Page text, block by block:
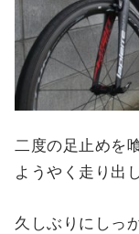
二度の足止めを
ようやく走り出
久しぶりにしっ